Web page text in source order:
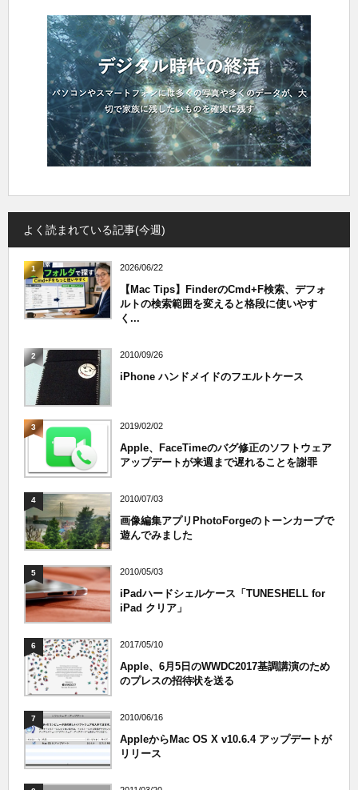
よく読まれている記事(今週)
1 2026/06/22
【Mac Tips】FinderのCmd+F検索、デフォ
ルトの検索範囲を変えると格段に使いやす
く...
2 2010/09/26
iPhone ハンドメイドのフエルトケース
3 2019/02/02
Apple、FaceTimeのバグ修正のソフトウェア
アップデートが来週まで遅れることを謝罪
4 2010/07/03
画像編集アプリPhotoForgeのトーンカーブで
遊んでみました
5 2010/05/03
iPadハードシェルケース「TUNESHELL for
iPad クリア」
6 2017/05/10
Apple、6月5日のWWDC2017基調講演のため
のプレスの招待状を送る
7 2010/06/16
AppleからMac OS X v10.6.4 アップデートが
リリース